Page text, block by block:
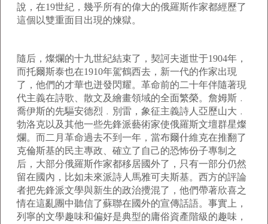
說，在19世紀，幾乎所有的偉大的俄羅斯作家都經歷了
這個以雙重面目出現的煉獄。
隨后，燦爛的十九世紀結束了，契訶夫逝世于1904年，
而托爾斯泰也在1910年駕鶴西去，新一代的作家出現
了，他們的才華也迸發閃耀。革命前的二十年伴隨著現
代主義在詩歌、散文及繪畫領域的全面繁榮。詹姆斯﹒
喬伊斯的先驅安德烈﹒別雷，象征主義詩人亞歷山大﹒
勃洛克以及其他一些先鋒派藝術家使俄羅斯文壇群星燦
爛。而二月革命過去不到一年，當布爾什維克在推翻了
克倫斯基的民主專政、確立了自己的恐怖份子專制之
后，大部分俄羅斯作家都移居國外了，只有一部分仍然
留在國內，比如未來派詩人馬雅可夫斯基。西方的評論
者把先鋒派文學與新生的政治攪混了，他們帶著欣喜之
情在這亂團中聽信了蘇聯在國外的宣傳話語。事實上，
列寧的文學趣味和偏好是典型的庸俗資產階級的趣味，